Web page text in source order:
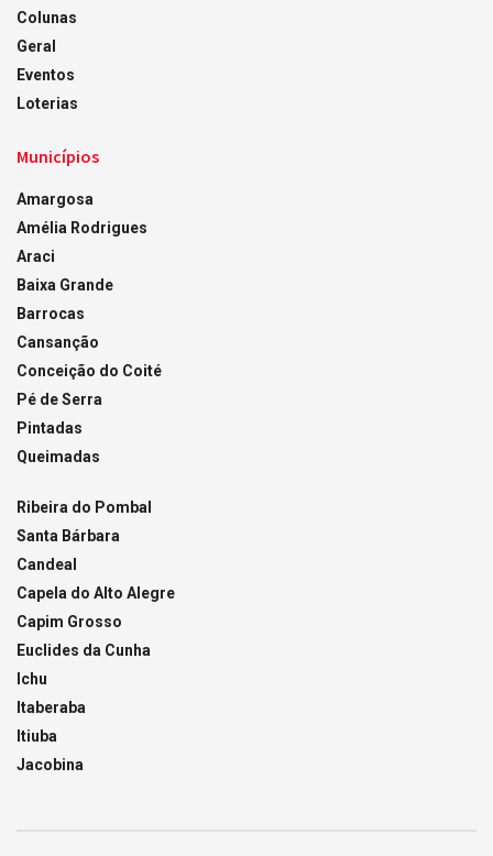
Colunas
Geral
Eventos
Loterias
Municípios
Amargosa
Amélia Rodrigues
Araci
Baixa Grande
Barrocas
Cansanção
Conceição do Coité
Pé de Serra
Pintadas
Queimadas
Ribeira do Pombal
Santa Bárbara
Candeal
Capela do Alto Alegre
Capim Grosso
Euclides da Cunha
Ichu
Itaberaba
Itiuba
Jacobina